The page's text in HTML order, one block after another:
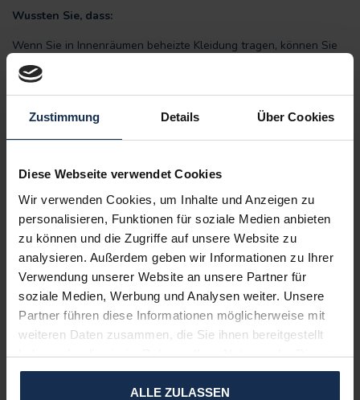
Zustimmung Details Über Cookies
Diese Webseite verwendet Cookies
Wir verwenden Cookies, um Inhalte und Anzeigen zu
personalisieren, Funktionen für soziale Medien anbieten
zu können und die Zugriffe auf unsere Website zu
analysieren. Außerdem geben wir Informationen zu Ihrer
Verwendung unserer Website an unsere Partner für
soziale Medien, Werbung und Analysen weiter. Unsere
Partner führen diese Informationen möglicherweise mit
weiteren Daten zusammen, die Sie ihnen bereitgestellt
haben oder die sie im Rahmen Ihrer Nutzung der Dienste
gesammelt haben.
ALLE ZULASSEN
Wussten Sie, dass:
Wenn Sie in Innenräumen beheizte Kleidung tragen, können Sie
den Thermostat herunterdrehen? Dadurch müssen Sie nicht mehr
den gesamten Raum heizen. Davon profitiert Ihre
Energierechnung.
Sind Sie auf der Suche nach einem beheizbaren Hoodie oder
einer Jacke?Schauen Sie sich unsere Kategorie an:Beheizte
Hinweis: Das Shirt fällt kleiner aus. Nehmen Sie eine Größe
größer.